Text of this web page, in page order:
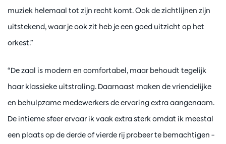
muziek helemaal tot zijn recht komt. Ook de zichtlijnen zijn
uitstekend, waar je ook zit heb je een goed uitzicht op het
orkest.”
“De zaal is modern en comfortabel, maar behoudt tegelijk
haar klassieke uitstraling. Daarnaast maken de vriendelijke
en behulpzame medewerkers de ervaring extra aangenaam.
De intieme sfeer ervaar ik vaak extra sterk omdat ik meestal
een plaats op de derde of vierde rij probeer te bemachtigen –